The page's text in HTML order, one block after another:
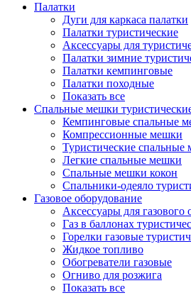
Палатки
Дуги для каркаса палатки
Палатки туристические
Аксессуары для
Палатки зимние
Палатки кемпинговые
Палатки походные
Показать все
Спальные мешки
Кемпинговые спальные
Компрессионные мешки
Туристические спальные
Легкие спальные мешки
Спальные мешки кокон
Спальники-одеяло
Газовое оборудование
Аксессуары для газового
Газ в баллонах
Горелки газовые
Жидкое топливо
Обогреватели газовые
Огниво для розжига
Показать все